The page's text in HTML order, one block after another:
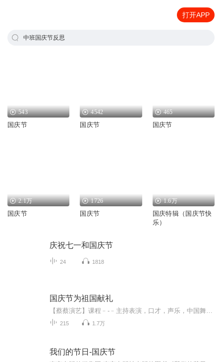
打开APP
中班国庆节反思
543
国庆节
4542
国庆节
465
国庆节
2.1万
国庆节
1726
国庆节
1.6万
国庆特辑（国庆节快
乐）
庆祝七一和国庆节
24 1818
国庆节为祖国献礼
215 1.7万
我们的节日-国庆节